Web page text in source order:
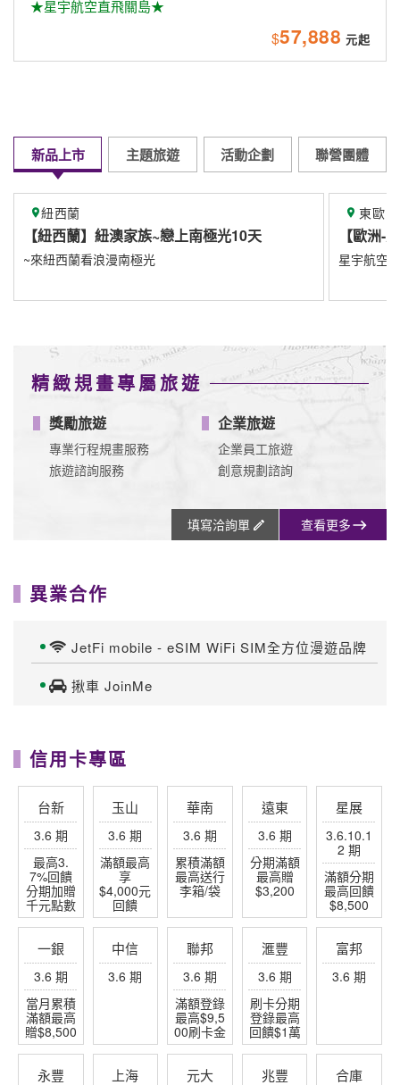
★星宇航空直飛關島★
$57,888
新品上市 主題旅遊 活動企劃 聯營團體
極光10天 【歐洲-東歐】
星宇航空8/1直飛布拉格
精緻規畫專屬旅遊
獎勵旅遊
專業行程規畫服務
旅遊諮詢服務
企業旅遊
企業員工旅遊
創意規劃諮詢
填寫洽詢單 查看更多
異業合作
JetFi mobile - eSIM WiFi SIM全方位漫遊品牌
揪車 JoinMe
信用卡專區
台新
3.6 期
最高3.
7%回饋
分期加贈
千元點數
玉山
3.6 期
滿額最高
享
$4,000元
回饋
華南
3.6 期
累積滿額
最高送行
李箱/袋
遠東
3.6 期
分期滿額
最高贈
$3,200
星展
3.6.10.1
2 期
滿額分期
最高回饋
$8,500
一銀
3.6 期
當月累積
滿額最高
贈$8,500
中信
3.6 期
聯邦
3.6 期
滿額登錄
最高$9,5
00刷卡金
滙豐
3.6 期
刷卡分期
登錄最高
回饋$1萬
富邦
3.6 期
永豐 上海 元大 兆豐 合庫